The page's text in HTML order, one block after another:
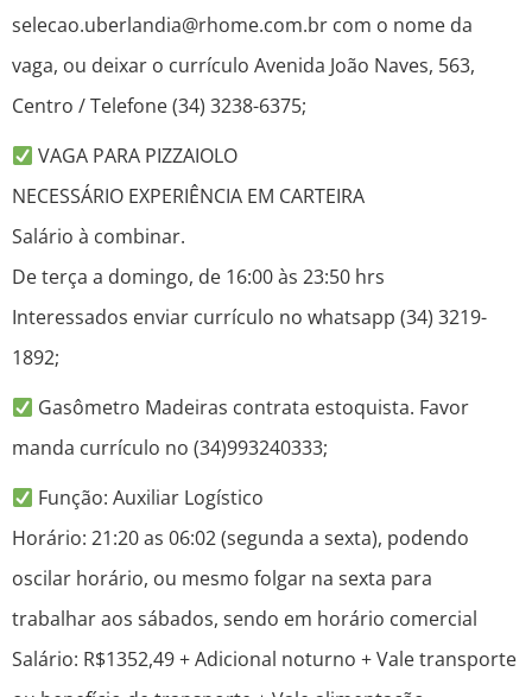
selecao.uberlandia@rhome.com.br com o nome da
vaga, ou deixar o currículo Avenida João Naves, 563,
Centro / Telefone (34) 3238-6375;
VAGA PARA PIZZAIOLO
NECESSÁRIO EXPERIÊNCIA EM CARTEIRA
Salário à combinar.
De terça a domingo, de 16:00 às 23:50 hrs
Interessados enviar currículo no whatsapp (34) 3219-
1892;
Gasômetro Madeiras contrata estoquista. Favor
manda currículo no (34)993240333;
Função: Auxiliar Logístico
Horário: 21:20 as 06:02 (segunda a sexta), podendo
oscilar horário, ou mesmo folgar na sexta para
trabalhar aos sábados, sendo em horário comercial
Salário: R$1352,49 + Adicional noturno + Vale transporte